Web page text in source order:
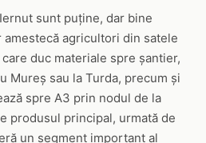
sunt puține, dar bine
agricultori din satele
duc materiale spre șantier,
Mureș sau la Turda, precum și
spre A3 prin nodul de la
produsul principal, urmată de
un segment important al